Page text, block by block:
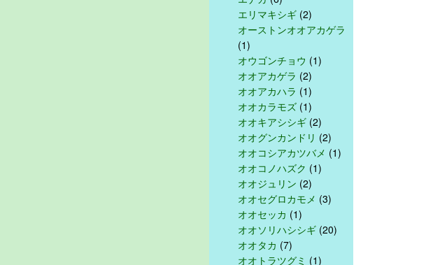
エリマキシギ (2)
オーストンオオアカゲラ
(1)
オウゴンチョウ (1)
オオアカゲラ (2)
オオアカハラ (1)
オオカラモズ (1)
オオキアシシギ (2)
オオグンカンドリ (2)
オオコシアカツバメ (1)
オオコノハズク (1)
オオジュリン (2)
オオセグロカモメ (3)
オオセッカ (1)
オオソリハシシギ (20)
オオタカ (7)
オオトラツグミ (1)